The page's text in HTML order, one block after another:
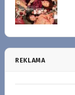
REKLAMA